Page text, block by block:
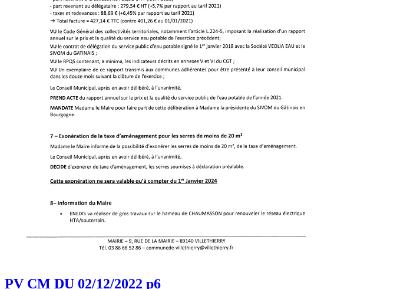
PV CM DU 02/12/2022 p6